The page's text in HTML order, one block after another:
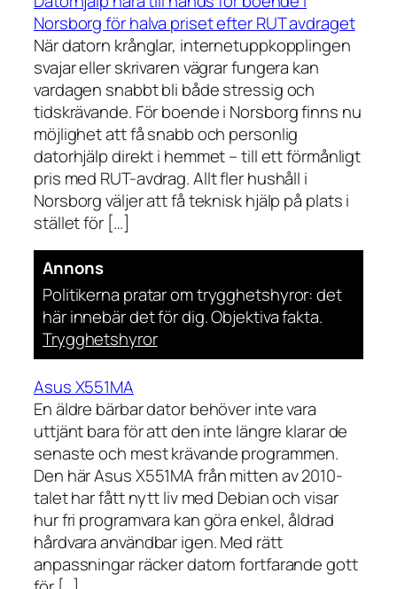
Norsborg för halva priset efter RUT avdraget
När datorn krånglar, internetuppkopplingen
svajar eller skrivaren vägrar fungera kan
vardagen snabbt bli både stressig och
tidskrävande. För boende i Norsborg finns nu
möjlighet att få snabb och personlig
datorhjälp direkt i hemmet – till ett förmånligt
pris med RUT-avdrag. Allt fler hushåll i
Norsborg väljer att få teknisk hjälp på plats i
stället för […]
Annons
Politikerna pratar om trygghetshyror: det
här innebär det för dig. Objektiva fakta.
Trygghetshyror
Asus X551MA
En äldre bärbar dator behöver inte vara
uttjänt bara för att den inte längre klarar de
senaste och mest krävande programmen.
Den här Asus X551MA från mitten av 2010-
talet har fått nytt liv med Debian och visar
hur fri programvara kan göra enkel, åldrad
hårdvara användbar igen. Med rätt
anpassningar räcker datorn fortfarande gott